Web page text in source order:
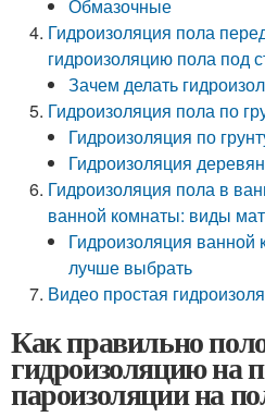
Обмазочные
Гидроизоляция пола
гидроизоляцию пола под
Зачем делать
Гидроизоляция пола по
Гидроизоляция по
Гидроизоляция
Гидроизоляция пола в
ванной комнаты: виды
Гидроизоляция ванной
лучше выбрать
Видео простая
Как правильно
гидроизоляцию на
пароизоляции на